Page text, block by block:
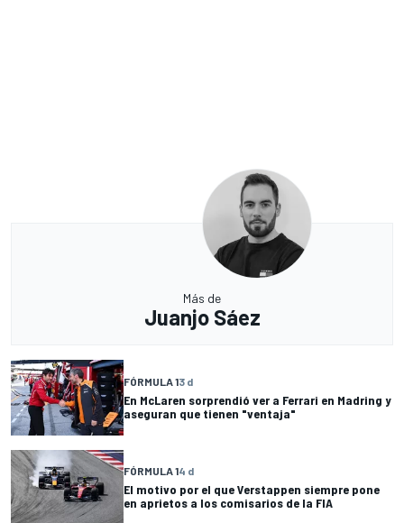
Más de
Juanjo Sáez
FÓRMULA 13 d
En McLaren sorprendió ver a Ferrari en Madring y
aseguran que tienen "ventaja"
FÓRMULA 14 d
El motivo por el que Verstappen siempre pone
en aprietos a los comisarios de la FIA